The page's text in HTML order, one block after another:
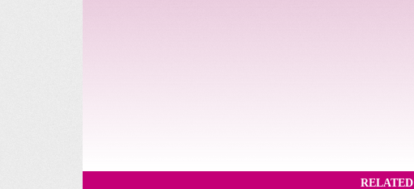
RELATED